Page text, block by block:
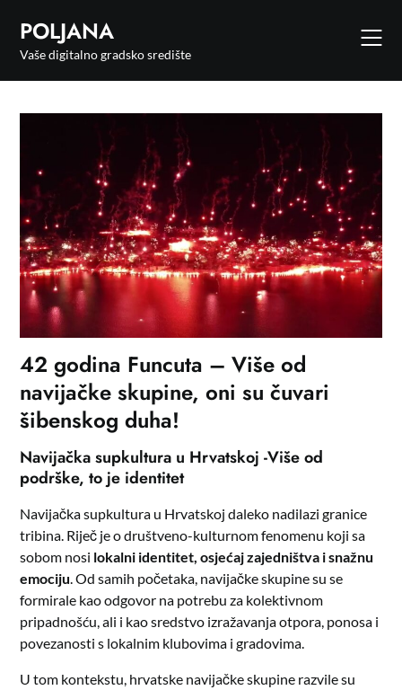
POLJANA
Vaše digitalno gradsko središte
42 godina Funcuta – Više od
navijačke skupine, oni su čuvari
šibenskog duha!
Navijačka supkultura u Hrvatskoj -Više od
podrške, to je identitet
Navijačka supkultura u Hrvatskoj daleko nadilazi granice
tribina. Riječ je o društveno-kulturnom fenomenu koji sa
sobom nosi lokalni identitet, osjećaj zajedništva i snažnu
emociju. Od samih početaka, navijačke skupine su se
formirale kao odgovor na potrebu za kolektivnom
pripadnošću, ali i kao sredstvo izražavanja otpora, ponosa i
povezanosti s lokalnim klubovima i gradovima.
U tom kontekstu, hrvatske navijačke skupine razvile su